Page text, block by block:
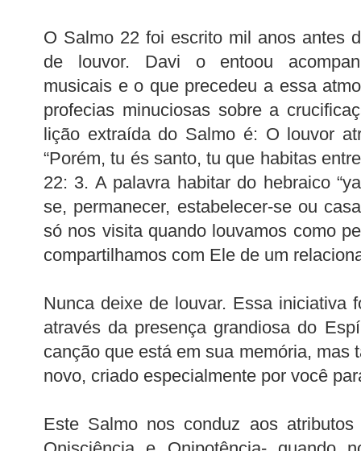
O Salmo 22 foi escrito mil anos antes
de louvor. Davi o entoou
musicais e o que precedeu a essa
profecias minuciosas sobre a
lição extraída do Salmo é: O louvor
“Porém, tu és santo, tu que habitas
22: 3. A palavra habitar do hebraico
se, permanecer, estabelecer-se ou
só nos visita quando louvamos como
compartilhamos com Ele de um
Nunca deixe de louvar. Essa iniciativa
através da presença grandiosa do
canção que está em sua memória, mas
novo, criado especialmente por você
Este Salmo nos conduz aos